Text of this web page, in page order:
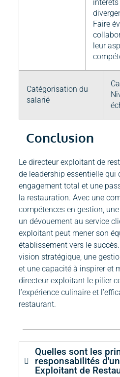
Faire
leur
Catégorisation du
salarié
Conclusion
Le directeur exploitant de
de leadership essentielle qui
engagement total et une
la restauration. Avec une
compétences en gestion,
un dévouement au service
exploitant peut mener son
établissement vers le
vision stratégique, une
et une capacité à inspirer et
directeur exploitant le pilier
l’expérience culinaire et
restaurant.
Quelles sont les
responsabilités
Exploitant de